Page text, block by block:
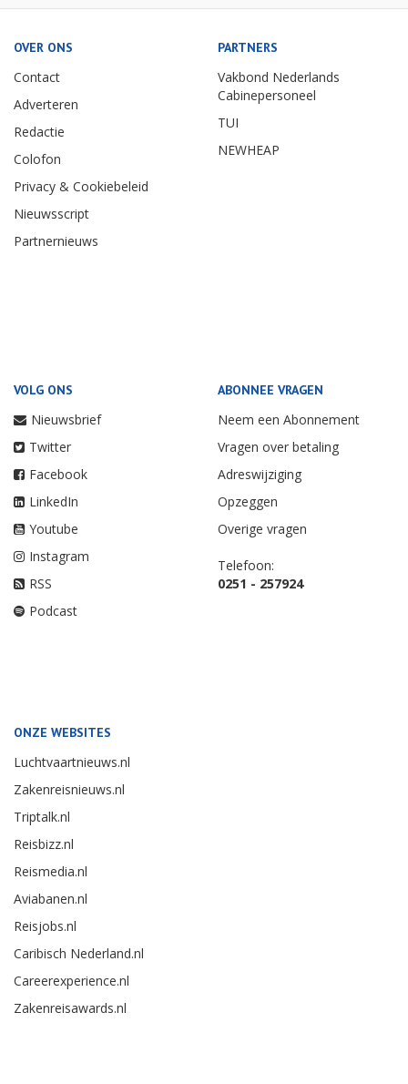
OVER ONS
Contact
Adverteren
Redactie
Colofon
Privacy & Cookiebeleid
Nieuwsscript
Partnernieuws
PARTNERS
Vakbond Nederlands
Cabinepersoneel
TUI
NEWHEAP
VOLG ONS
Nieuwsbrief
Twitter
Facebook
LinkedIn
Youtube
Instagram
RSS
Podcast
ABONNEE VRAGEN
Neem een Abonnement
Vragen over betaling
Adreswijziging
Opzeggen
Overige vragen
Telefoon:
0251 - 257924
ONZE WEBSITES
Luchtvaartnieuws.nl
Zakenreisnieuws.nl
Triptalk.nl
Reisbizz.nl
Reismedia.nl
Aviabanen.nl
Reisjobs.nl
Caribisch Nederland.nl
Careerexperience.nl
Zakenreisawards.nl